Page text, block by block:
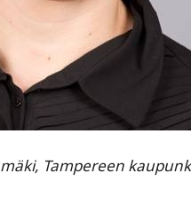
Tampereen